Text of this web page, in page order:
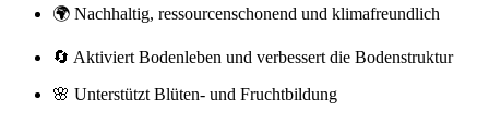
🌍 Nachhaltig, ressourcenschonend und klimafreundlich
🔄 Aktiviert Bodenleben und verbessert die Bodenstruktur
🌸 Unterstützt Blüten- und Fruchtbildung